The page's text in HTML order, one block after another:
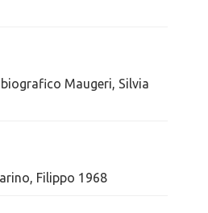
Maugeri, Silvia
Filippo 1968